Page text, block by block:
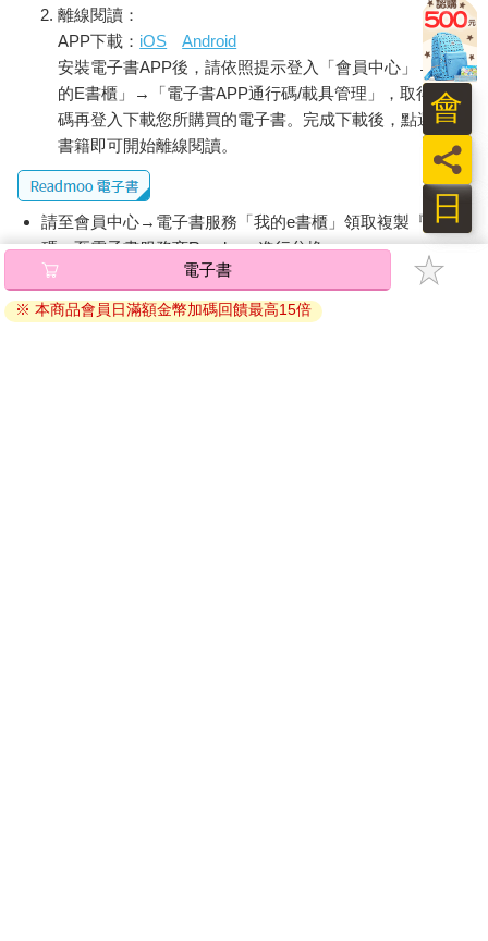
離線閱讀：
APP下載： iOS
Android
安裝電子書APP後，請依照提示登入「會員中心」→「我
的E書櫃」→「電子書APP通行碼/載具管理」，取得通行
碼再登入下載您所購買的電子書。完成下載後，點選任一
書籍即可開始離線閱讀。
請至會員中心→電子書服務「我的e書櫃」領取複製『兌換
碼』至電子書服務商Readmoo進行兌換。
退換貨須知：
因版權保護，您在金石堂所購買的電子書僅能以金石堂專屬
電子書
※ 本商品會員日滿額金幣加碼回饋最高15倍
日
員
會